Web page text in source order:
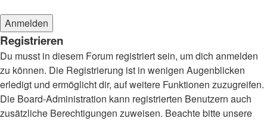
Registrieren
Du musst in diesem Forum registriert sein, um dich anmelden
zu können. Die Registrierung ist in wenigen Augenblicken
erledigt und ermöglicht dir, auf weitere Funktionen zuzugreifen.
Die Board-Administration kann registrierten Benutzern auch
zusätzliche Berechtigungen zuweisen. Beachte bitte unsere